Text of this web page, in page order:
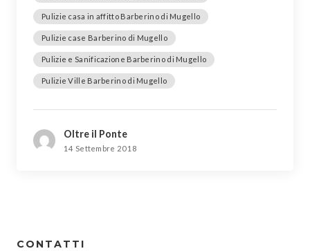
Pulizie casa in affitto Barberino di Mugello
Pulizie case Barberino di Mugello
Pulizie e Sanificazione Barberino di Mugello
Pulizie Ville Barberino di Mugello
Oltre il Ponte
14 Settembre 2018
CONTATTI